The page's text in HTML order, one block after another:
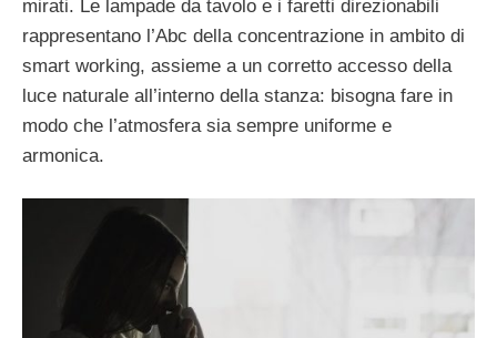
mirati. Le lampade da tavolo e i faretti direzionabili
rappresentano l’Abc della concentrazione in ambito di
smart working, assieme a un corretto accesso della
luce naturale all’interno della stanza: bisogna fare in
modo che l’atmosfera sia sempre uniforme e
armonica.